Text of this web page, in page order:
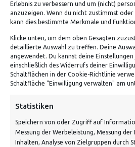
Erlebnis zu verbessern und um (nicht)
anzuzeigen. Wenn du nicht zustimmst
kann dies bestimmte Merkmale und
Klicke unten, um dem oben Gesagten
detaillierte Auswahl zu treffen. Deine
angewendet. Du kannst deine
einschließlich des Widerrufs deiner
Schaltflächen in der Cookie-Richtlinie
Schaltfläche "Einwilligung verwalten" am
Statistiken
Speichern von oder Zugriff auf
Messung der Werbeleistung, Messung
Inhalten, Analyse von Zielgruppen durch
ADRESSE
Von Tiling GmbH
Bahnhofstraße 3, 06268